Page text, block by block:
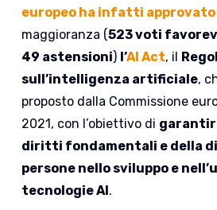
europeo ha infatti approvato
maggioranza (523 voti
49 astensioni) l’AI Act, il
sull’intelligenza artificiale,
proposto dalla Commissione
2021, con l’obiettivo di
diritti fondamentali e della
persone nello sviluppo e
tecnologie AI.